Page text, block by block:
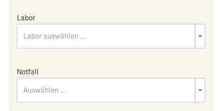
Labor
Labor auswählen ...
Notfall
Auswählen ...